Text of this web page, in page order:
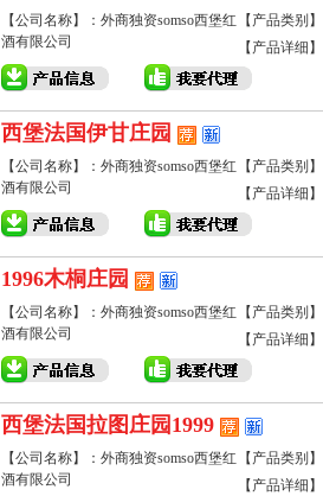
【公司名称】：外商独资somso西堡红
酒有限公司
【产品类别
【产品详细
西堡法国伊甘庄园
【公司名称】：外商独资somso西堡红
酒有限公司
【产品类别
【产品详细
1996木桐庄园
【公司名称】：外商独资somso西堡红
酒有限公司
【产品类别
【产品详细
西堡法国拉图庄园1999
【公司名称】：外商独资somso西堡红
酒有限公司
【产品类别
【产品详细